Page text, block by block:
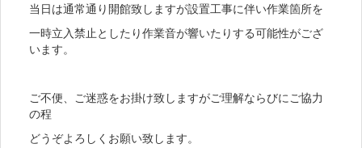
当日は通常通り開館致しますが設置工事に伴い作業箇所を
一時立入禁止としたり作業音が響いたりする可能性がござ
います。
ご不便、ご迷惑をお掛け致しますがご理解ならびにご協力
の程
どうぞよろしくお願い致します。